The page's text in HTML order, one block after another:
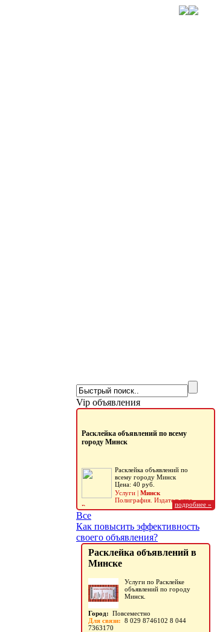
Vip объявления
Расклейка объявлений по всему
городу Минск
Расклейка объявлений по
всему городу Минск
Цена: 40 руб.
Услуги | Минск
Полиграфия. Издательство.
Реклама
подробнее »
Расклейка объявлений в Минске
Услуги по Расклейке
объявлений по городу
Услуги |Повсеместно
Полиграфия. Издательство.
Реклама
подробнее »
Все
Как повысить эффективность
своего объявления?
Расклейка объявлений в
Минске
Услуги по Расклейке
объявлений по городу
Минск.
Город: Повсеместно
Для связи: 8 029 8746102 8 044
7363170